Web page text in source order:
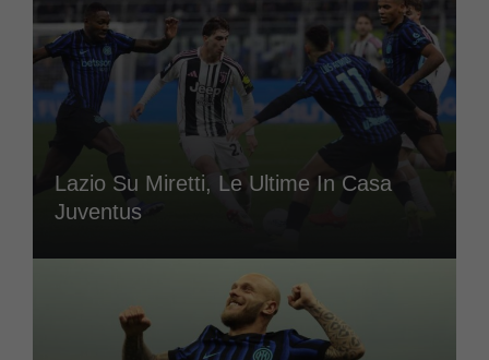
Lazio Su Miretti, Le Ultime In Casa
Juventus